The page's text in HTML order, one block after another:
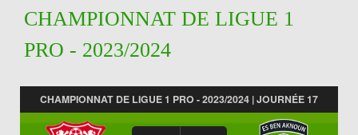
CHAMPIONNAT DE LIGUE 1
PRO - 2023/2024
CHAMPIONNAT DE LIGUE 1 PRO - 2023/2024 | JOURNÉE 17